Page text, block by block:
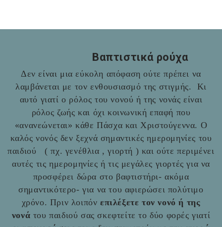
Βαπτιστικά ρούχα
Δεν είναι μια εύκολη απόφαση ούτε πρέπει να
λαμβάνεται με τον ενθουσιασμό της στιγμής. Κι
αυτό γιατί ο ρόλος του νονού ή της νονάς είναι
ρόλος ζωής και όχι κοινωνική επαφή που
«ανανεώνεται» κάθε Πάσχα και Χριστούγεννα. Ο
καλός νονός δεν ξεχνά σημαντικές ημερομηνίες του
παιδιού ( πχ. γενέθλια , γιορτή ) και ούτε περιμένει
αυτές τις ημερομηνίες ή τις μεγάλες γιορτές για να
προσφέρει δώρα στο βαφτιστήρι- ακόμα
σημαντικότερο- για να του αφιερώσει πολύτιμο
χρόνο. Πριν λοιπόν επιλέξετε τον νονό ή της
νονά του παιδιού σας σκεφτείτε το δύο φορές γιατί